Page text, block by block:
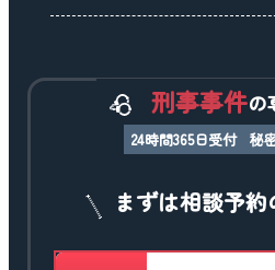
刑事事件の
24時間365日受付 秘
まずは相談予